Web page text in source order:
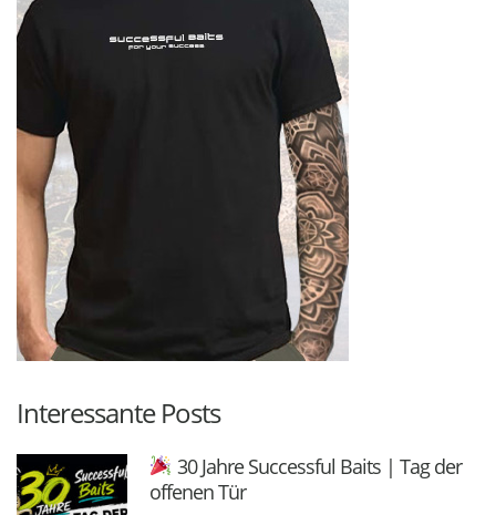
Interessante Posts
30 Jahre Successful Baits | Tag der
offenen Tür